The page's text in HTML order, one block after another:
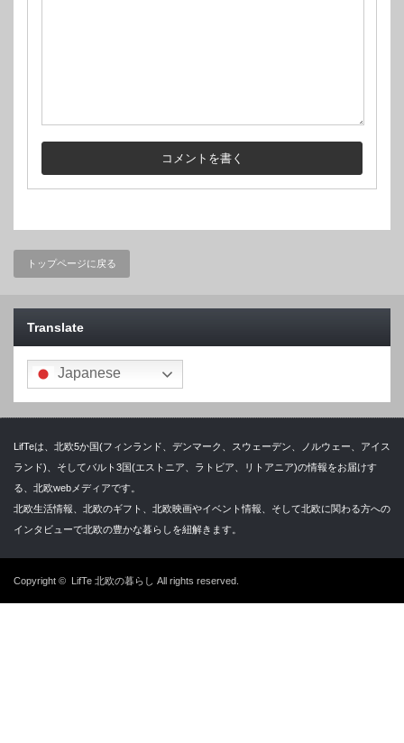
トップページに戻る
Translate
Japanese
LifTeは、北欧5か国(フィンランド、デンマーク、スウェーデン、ノルウェー、アイス
ランド)、そしてバルト3国(エストニア、ラトビア、リトアニア)の情報をお届けす
る、北欧webメディアです。
北欧生活情報、北欧のギフト、北欧映画やイベント情報、そして北欧に関わる方への
インタビューで北欧の豊かな暮らしを紐解きます。
Copyright © LifTe 北欧の暮らし All rights reserved.